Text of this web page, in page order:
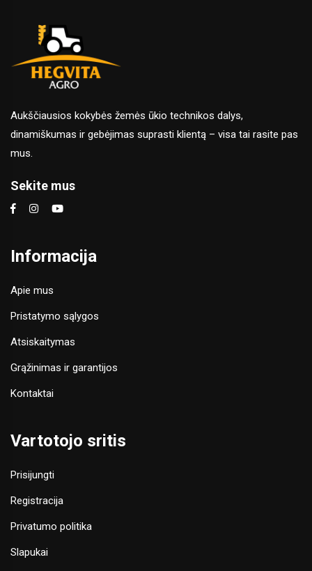
Aukščiausios kokybės žemės ūkio technikos dalys,
dinamiškumas ir gebėjimas suprasti klientą – visa tai rasite pas
mus.
Sekite mus
Informacija
Apie mus
Pristatymo sąlygos
Atsiskaitymas
Grąžinimas ir garantijos
Kontaktai
Vartotojo sritis
Prisijungti
Registracija
Privatumo politika
Slapukai